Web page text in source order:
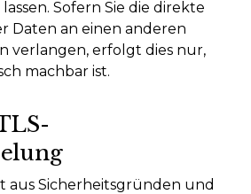
Sofern Sie die direkte
Daten an einen anderen
verlangen, erfolgt dies nur,
machbar ist.
aus Sicherheitsgründen und